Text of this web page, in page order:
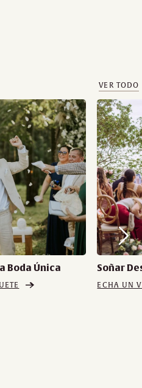
VER TODO
Boda Única Soñar
ECHA UN